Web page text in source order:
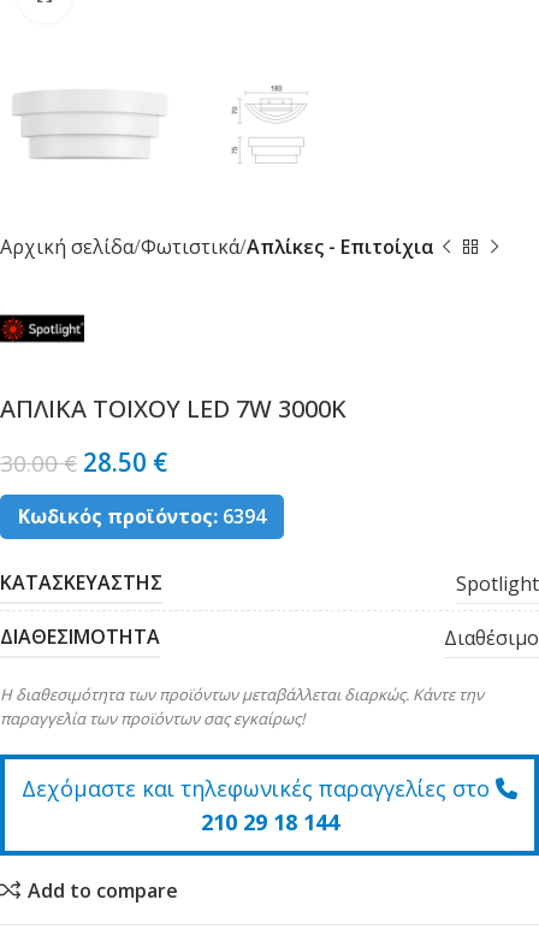
Αρχική σελίδα Φωτιστικά Απλίκες - Επιτοίχια
ΑΠΛΙΚΑ ΤΟΙΧΟΥ LED 7W 3000K
30.00€ 28.50 €
Κωδικός προϊόντος: 6394
ΚΑΤΑΣΚΕΥΑΣΤΗΣ Spotlight
ΔΙΑΘΕΣΙΜΟΤΗΤΑ Διαθέσιμο
Η διαθεσιμότητα των προϊόντων μεταβάλλεται διαρκώς. Κάντε την
παραγγελία των προϊόντων σας εγκαίρως!
Δεχόμαστε και τηλεφωνικές παραγγελίες στο
210 29 18 144
Add to compare